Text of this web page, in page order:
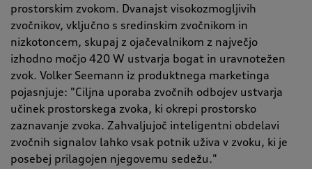
prostorskim zvokom. Dvanajst visokozmogljivih
zvočnikov, vključno s sredinskim zvočnikom in
nizkotoncem, skupaj z ojačevalnikom z največjo
izhodno močjo 420 W ustvarja bogat in uravnotežen
zvok. Volker Seemann iz produktnega marketinga
pojasnjuje: "Ciljna uporaba zvočnih odbojev ustvarja
učinek prostorskega zvoka, ki okrepi prostorsko
zaznavanje zvoka. Zahvaljujoč inteligentni obdelavi
zvočnih signalov lahko vsak potnik uživa v zvoku, ki je
posebej prilagojen njegovemu sedežu."